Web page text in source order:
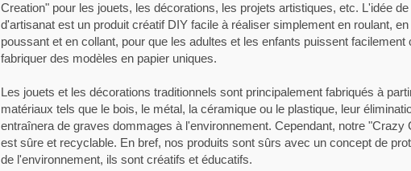
Creation" pour les jouets, les décorations, les projets artistiques, etc. L'idée
d'artisanat est un produit créatif DIY facile à réaliser simplement en roulant, en
poussant et en collant, pour que les adultes et les enfants puissent facilement
fabriquer des modèles en papier uniques.
Les jouets et les décorations traditionnels sont principalement fabriqués à
matériaux tels que le bois, le métal, la céramique ou le plastique, leur
entraînera de graves dommages à l'environnement. Cependant, notre "Crazy
est sûre et recyclable. En bref, nos produits sont sûrs avec un concept de
de l'environnement, ils sont créatifs et éducatifs.